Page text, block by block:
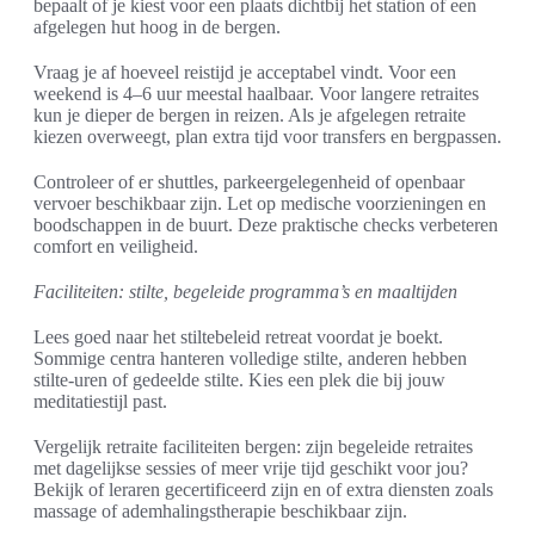
bepaalt of je kiest voor een plaats dichtbij het station of een
afgelegen hut hoog in de bergen.
Vraag je af hoeveel reistijd je acceptabel vindt. Voor een
weekend is 4–6 uur meestal haalbaar. Voor langere retraites
kun je dieper de bergen in reizen. Als je afgelegen retraite
kiezen overweegt, plan extra tijd voor transfers en bergpassen.
Controleer of er shuttles, parkeergelegenheid of openbaar
vervoer beschikbaar zijn. Let op medische voorzieningen en
boodschappen in de buurt. Deze praktische checks verbeteren
comfort en veiligheid.
Faciliteiten: stilte, begeleide programma’s en maaltijden
Lees goed naar het stiltebeleid retreat voordat je boekt.
Sommige centra hanteren volledige stilte, anderen hebben
stilte-uren of gedeelde stilte. Kies een plek die bij jouw
meditatiestijl past.
Vergelijk retraite faciliteiten bergen: zijn begeleide retraites
met dagelijkse sessies of meer vrije tijd geschikt voor jou?
Bekijk of leraren gecertificeerd zijn en of extra diensten zoals
massage of ademhalingstherapie beschikbaar zijn.